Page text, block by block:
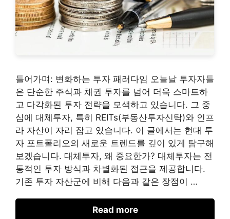
들어가며: 변화하는 투자 패러다임 오늘날 투자자들
은 단순한 주식과 채권 투자를 넘어 더욱 스마트하
고 다각화된 투자 전략을 모색하고 있습니다. 그 중
심에 대체투자, 특히 REITs(부동산투자신탁)와 인프
라 자산이 자리 잡고 있습니다. 이 글에서는 현대 투
자 포트폴리오의 새로운 트렌드를 깊이 있게 탐구해
보겠습니다. 대체투자, 왜 중요한가? 대체투자는 전
통적인 투자 방식과 차별화된 접근을 제공합니다.
기존 투자 자산군에 비해 다음과 같은 장점이 …
Read more